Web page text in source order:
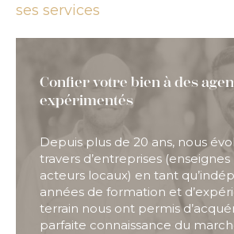
ses services
Confier votre bien à des
expérimentés
Depuis plus de 20 ans, nous
travers d’entreprises
acteurs locaux) en tant
années de formation et
terrain nous ont permis
parfaite connaissance du